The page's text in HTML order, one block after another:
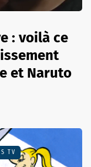
: voilà ce
et Naruto
TV